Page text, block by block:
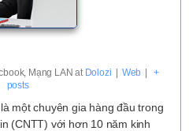
Mạng LAN at Dolozi | Web |
+
posts
một chuyên gia hàng đầu trong
(CNTT) với hơn 10 năm kinh